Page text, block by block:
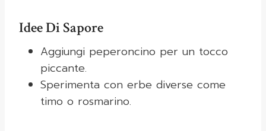
Idee Di Sapore
Aggiungi peperoncino per un tocco
piccante.
Sperimenta con erbe diverse come
timo o rosmarino.